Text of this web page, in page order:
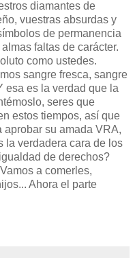
diamantes de
vuestras absurdas y
de permanencia
faltas de carácter.
como ustedes.
sangre fresca, sangre
esa es la verdad que la
seres que
estos tiempos, así que
su amada VRA,
la verdadera cara de los
de derechos?
a comerles,
Ahora el parte